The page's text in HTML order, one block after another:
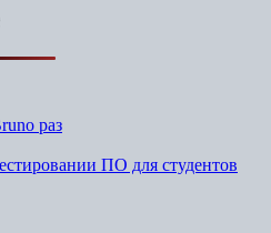
раз
ПО для студентов